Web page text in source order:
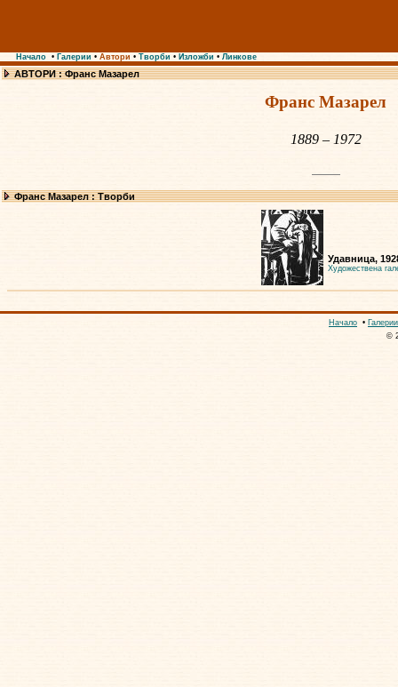
Начало • Галерии • Автори • Творби • Изложби • Линкове
АВТОРИ : Франс Мазарел
Франс Мазарел
1889 – 1972
Франс Мазарел : Творби
Удавница,
Художествена
Начало • Галерии
©